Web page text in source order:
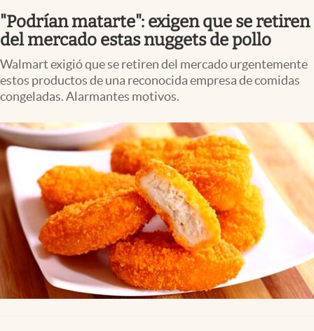
Espiritual
Streaming
PC y mobile
USA
"Podrían matarte": exigen que se retiren
del mercado estas nuggets de pollo
Walmart exigió que se retiren del mercado urgentemente
estos productos de una reconocida empresa de comidas
congeladas. Alarmantes motivos.